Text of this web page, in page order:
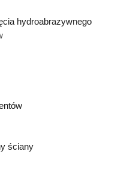
hydroabrazywnego
ściany